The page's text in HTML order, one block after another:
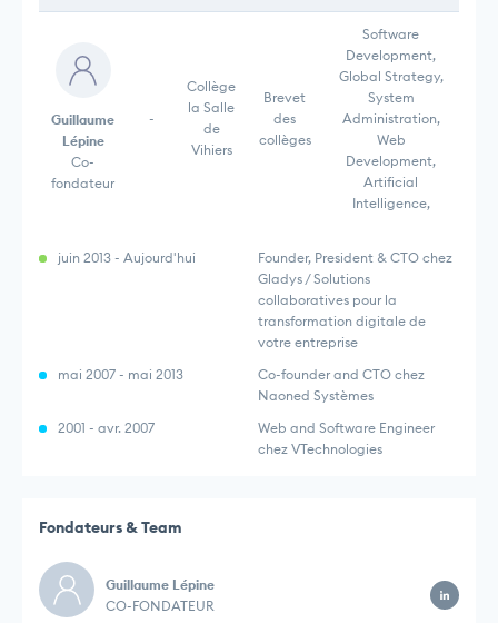
Guillaume
Lépine
Co-
fondateur
-
Collège
la Salle
de
Vihiers
Brevet
des
collèges
Software
Development,
Global Strategy,
System
Administration,
Web
Development,
Artificial
Intelligence,
juin 2013 - Aujourd'hui
Founder, President & CTO chez
Gladys / Solutions
collaboratives pour la
transformation digitale de
votre entreprise
mai 2007 - mai 2013
Co-founder and CTO chez
Naoned Systèmes
2001 - avr. 2007
Web and Software Engineer
chez VTechnologies
Fondateurs & Team
Guillaume Lépine
CO-FONDATEUR